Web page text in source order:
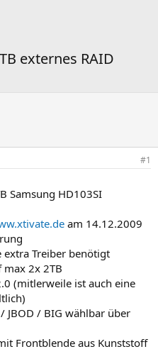
externes RAID
#1
Samsung HD103SI
am 14.12.2009
extra Treiber benötigt
max 2x 2TB
(mitlerweile ist auch eine
JBOD / BIG wählbar über
Frontblende aus Kunststoff